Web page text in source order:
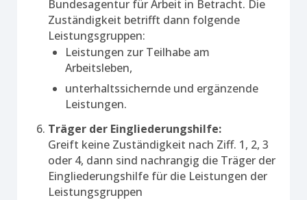
Bundesagentur für Arbeit in Betracht. Die
Zuständigkeit betrifft dann folgende
Leistungsgruppen:
Leistungen zur Teilhabe am
Arbeitsleben,
unterhaltssichernde und ergänzende
Leistungen.
Träger der Eingliederungshilfe:
Greift keine Zuständigkeit nach Ziff. 1, 2, 3
oder 4, dann sind nachrangig die Träger der
Eingliederungshilfe für die Leistungen der
Leistungsgruppen